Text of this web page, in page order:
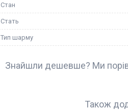
Стан
Стать
Тип шарму
Знайшли дешевше? Ми
Також